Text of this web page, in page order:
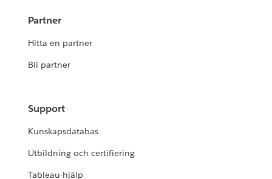
Partner
Hitta en partner
Bli partner
Support
Kunskapsdatabas
Utbildning och certifiering
Tableau-hjälp